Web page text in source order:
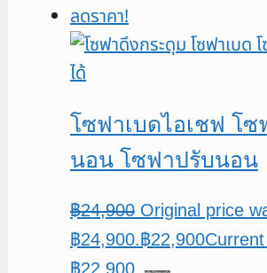
ลดราคา!
โซฟาเบดไอเชฟ โซ
นอน โซฟาปรับนอน
฿24,900 Original price
฿24,900.฿22,900
฿22,900.